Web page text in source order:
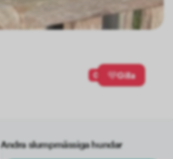
0 Gilla
Andra slumpmässiga hundar